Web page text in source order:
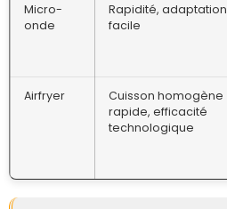
Micro-
onde
Rapidité, adaptation
facile
Airfryer
Cuisson homogène
rapide, efficacité
technologique